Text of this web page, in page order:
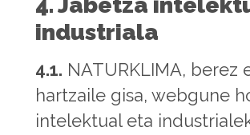
industriala
4.1. NATURKLIMA, berez
hartzaile gisa, webgune
intelektual eta